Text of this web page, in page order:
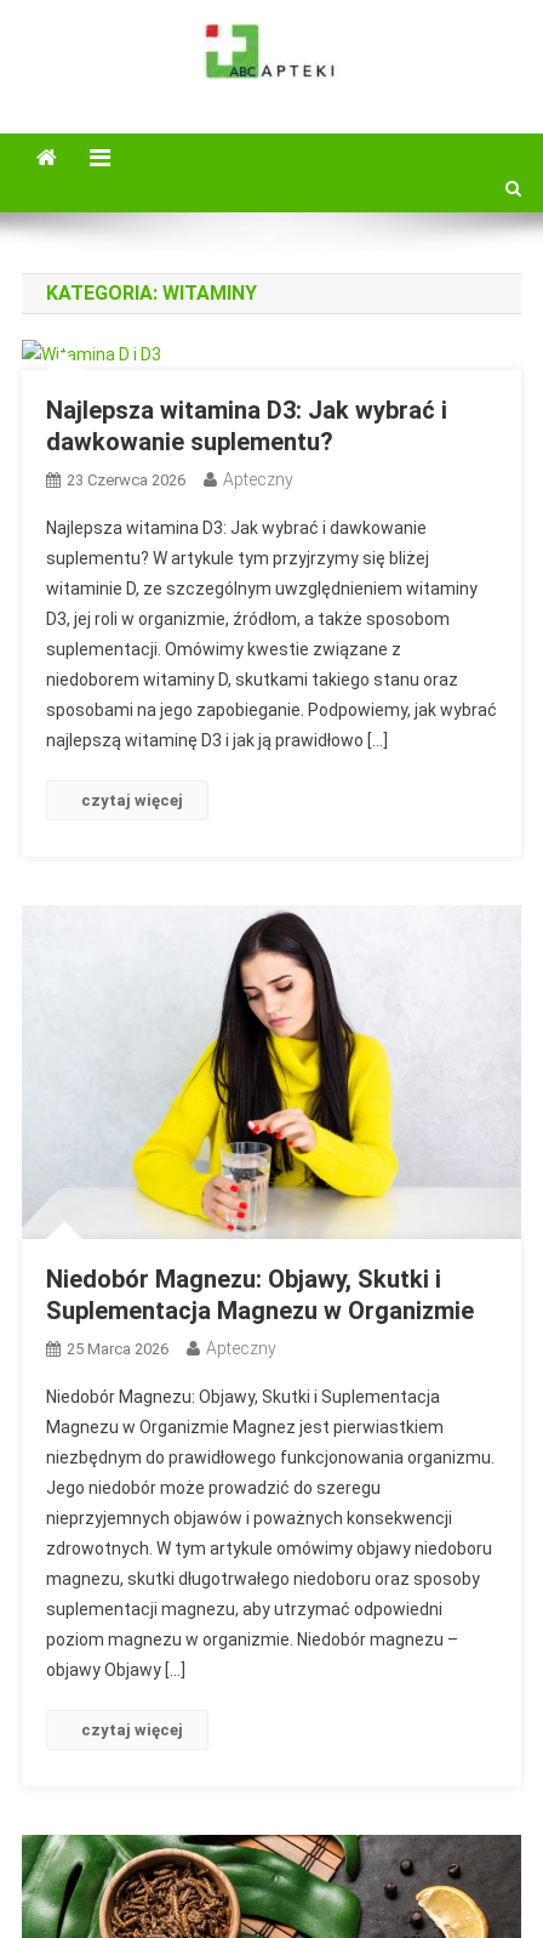
KATEGORIA: WITAMINY
Najlepsza witamina D3: Jak wybrać i
dawkowanie suplementu?
23 Czerwca 2026 Apteczny
Najlepsza witamina D3: Jak wybrać i dawkowanie
suplementu? W artykule tym przyjrzymy się bliżej
witaminie D, ze szczególnym uwzględnieniem witaminy
D3, jej roli w organizmie, źródłom, a także sposobom
suplementacji. Omówimy kwestie związane z
niedoborem witaminy D, skutkami takiego stanu oraz
sposobami na jego zapobieganie. Podpowiemy, jak wybrać
najlepszą witaminę D3 i jak ją prawidłowo […]
czytaj więcej
Niedobór Magnezu: Objawy, Skutki i
Suplementacja Magnezu w Organizmie
25 Marca 2026 Apteczny
Niedobór Magnezu: Objawy, Skutki i Suplementacja
Magnezu w Organizmie Magnez jest pierwiastkiem
niezbędnym do prawidłowego funkcjonowania organizmu.
Jego niedobór może prowadzić do szeregu
nieprzyjemnych objawów i poważnych konsekwencji
zdrowotnych. W tym artykule omówimy objawy niedoboru
magnezu, skutki długotrwałego niedoboru oraz sposoby
suplementacji magnezu, aby utrzymać odpowiedni
poziom magnezu w organizmie. Niedobór magnezu –
objawy Objawy […]
czytaj więcej